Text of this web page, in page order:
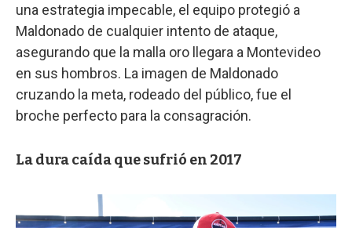
una estrategia impecable, el equipo protegió a
Maldonado de cualquier intento de ataque,
asegurando que la malla oro llegara a Montevideo
en sus hombros. La imagen de Maldonado
cruzando la meta, rodeado del público, fue el
broche perfecto para la consagración.
La dura caída que sufrió en 2017